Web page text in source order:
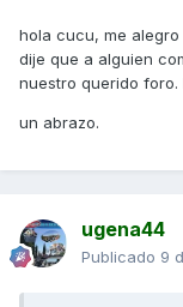
hola cucu, me
dije que a alguien
nuestro querido
un abrazo.
ugena44
Publicado 9